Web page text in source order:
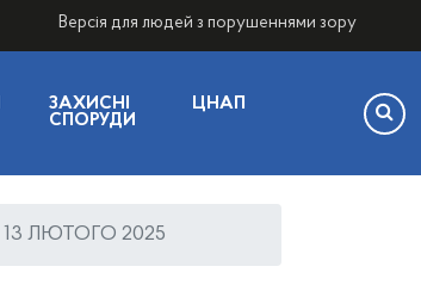
Версія для людей з порушеннями зору
ЗАХИСНІ
СПОРУДИ
ЦНАП
ЛЮТОГО 2025